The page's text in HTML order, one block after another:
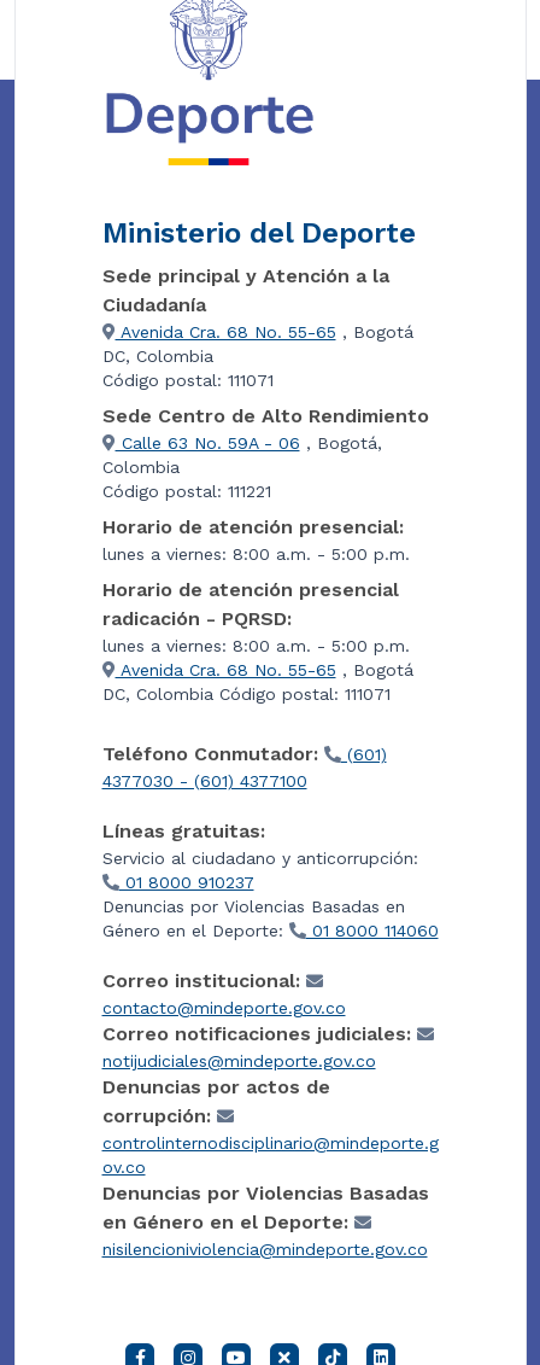
Ministerio del Deporte
Sede principal y Atención a la
Ciudadanía
Avenida Cra. 68 No. 55-65 , Bogotá
DC, Colombia
Código postal: 111071
Sede Centro de Alto Rendimiento
Calle 63 No. 59A - 06 , Bogotá,
Colombia
Código postal: 111221
Horario de atención presencial:
lunes a viernes: 8:00 a.m. - 5:00 p.m.
Horario de atención presencial
radicación - PQRSD:
lunes a viernes: 8:00 a.m. - 5:00 p.m.
Avenida Cra. 68 No. 55-65 , Bogotá
DC, Colombia Código postal: 111071
Teléfono Conmutador:
(601)
4377030 - (601) 4377100
Líneas gratuitas:
Servicio al ciudadano y anticorrupción:
01 8000 910237
Denuncias por Violencias Basadas en
Género en el Deporte:
01 8000 114060
Correo institucional:
contacto@mindeporte.gov.co
Correo notificaciones judiciales:
notijudiciales@mindeporte.gov.co
Denuncias por actos de
corrupción:
controlinternodisciplinario@mindeporte.g
ov.co
Denuncias por Violencias Basadas
en Género en el Deporte:
nisilencioniviolencia@mindeporte.gov.co